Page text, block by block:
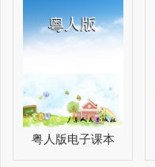
粤人版电子课本